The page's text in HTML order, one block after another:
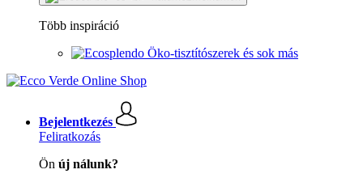
Több inspiráció
Öko-tisztítószerek és sok más
Bejelentkezés
Feliratkozás
Ön új nálunk?